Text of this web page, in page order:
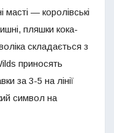
— королівські
пляшки кока-
складається з
приносять
за 3-5 на лінії
символ на